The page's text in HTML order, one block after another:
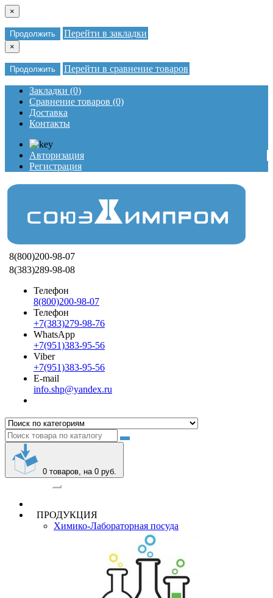
×
Продолжить Перейти в закладки
×
Продолжить Перейти в сравнение товаров
Закладки (0)
Сравнение товаров (0)
Доставка
Контакты
Авторизация
Регистрация
8(800)200-98-07
8(383)289-98-08
Телефон
8(800)200-98-07
Телефон
+7(383)279-98-76
WhatsApp
+7(951)383-95-56
Viber
+7(951)383-95-56
E-mail
info.shp@yandex.ru
0 товаров, на 0 руб.
ПРОДУКЦИЯ
Химико-Лабораторная посуда